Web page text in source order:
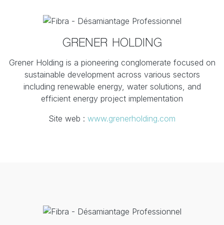
GRENER HOLDING
Grener Holding is a pioneering conglomerate focused on
sustainable development across various sectors
including renewable energy, water solutions, and
efficient energy project implementation
Site web : www.grenerholding.com